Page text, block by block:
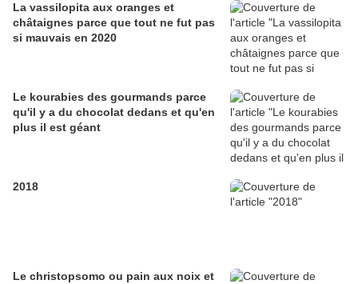
La vassilopita aux oranges et
châtaignes parce que tout ne fut pas
si mauvais en 2020
Le kourabies des gourmands parce
qu'il y a du chocolat dedans et qu'en
plus il est géant
2018
Le christopsomo ou pain aux noix et